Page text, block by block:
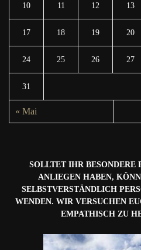
10 11 12 13
17 18 19 20
24 25 26 27
31
« Mai
SOLLTET IHR BESONDERE
ANLIEGEN HABEN,
SELBSTVERSTÄNDLICH
WENDEN. WIR VERSUCHEN
EMPATHISCH ZU